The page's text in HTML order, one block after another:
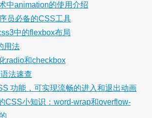
中animation的使用介绍
员必备的CSS工具
中的flexbox布局
用法
radio和checkbox
法速查
功能，可实现流畅的进入和退出动画
CSS小知识：word-wrap和overflow-